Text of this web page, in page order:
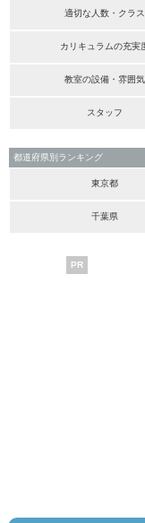
適切な人数・クラス
カリキュラムの充実
教室の設備・雰囲気
スタッフ
都道府県別ランキング
東京都
千葉県
PR